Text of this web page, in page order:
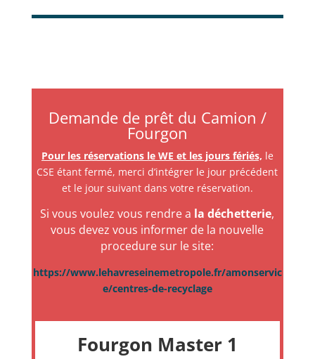
Demande de prêt du Camion /
Fourgon
Pour les réservations le WE et les jours fériés, le
CSE étant fermé, merci d’intégrer le jour précédent
et le jour suivant dans votre réservation.
Si vous voulez vous rendre a la déchetterie,
vous devez vous informer de la nouvelle
procedure sur le site:
https://www.lehavreseinemetropole.fr/amonservic
e/centres-de-recyclage
Fourgon Master 1